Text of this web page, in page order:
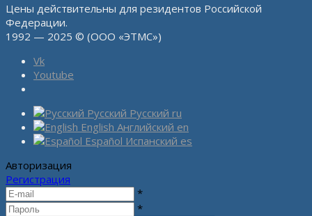
Цены действительны для резидентов Российской
Федерации.
1992 — 2025 © (ООО «ЭТМС»)
Vk
Youtube
Русский Русский ru
English Английский en
Español Испанский es
Авторизация
Регистрация
*
*